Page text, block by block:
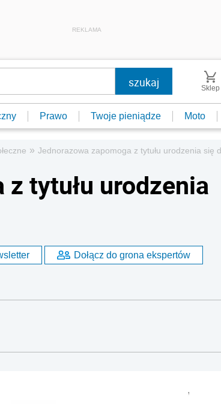
REKLAMA
Sklep
Prawo Twoje pieniądze Moto
» Jednorazowa zapomoga z tytułu urodzenia się
tytułu urodzenia
Dołącz do grona ekspertów